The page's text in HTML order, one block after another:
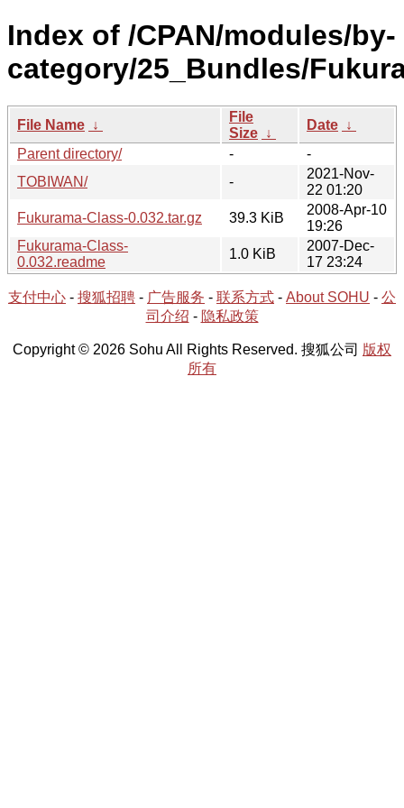
Index of /CPAN/modules/by-
category/25_Bundles/
File Name ↓
File
Size ↓
Date ↓
Parent directory/
-
-
TOBIWAN/
-
2021-Nov-
22 01:20
Fukurama-Class-0.032.tar.gz
39.3 KiB
2008-Apr-10
19:26
Fukurama-Class-
0.032.readme
1.0 KiB
2007-Dec-
17 23:24
支付中心 - 搜狐招聘 - 广告服务 - 联系方式 - About SOHU - 公
司介绍 - 隐私政策
Copyright © 2026 Sohu All Rights Reserved. 搜狐公司 版权
所有